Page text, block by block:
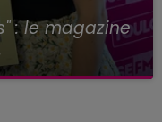
: le magazine